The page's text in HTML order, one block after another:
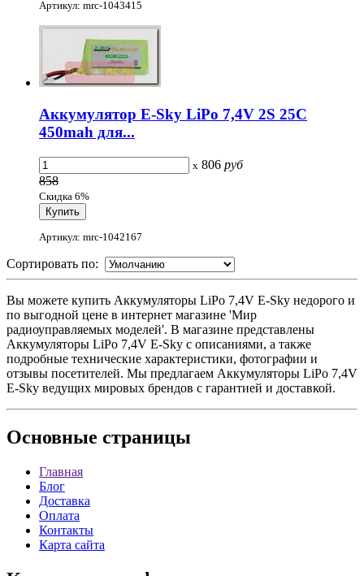
Артикул: mrc-1043415
Аккумулятор E-Sky LiPo 7,4V 2S 25C
450mah для...
x 806 руб
858
Скидка 6%
Артикул: mrc-1042167
Сортировать по:
Вы можете купить Аккумуляторы LiPo 7,4V E-Sky недорого и
по выгодной цене в интернет магазине 'Мир
радиоуправляемых моделей'. В магазине представлены
Аккумуляторы LiPo 7,4V E-Sky с описаниями, а также
подробные технические характеристики, фотографии и
отзывы посетителей. Мы предлагаем Аккумуляторы LiPo 7,4V
E-Sky ведущих мировых брендов с гарантией и доставкой.
Основные страницы
Главная
Блог
Доставка
Оплата
Контакты
Карта сайта